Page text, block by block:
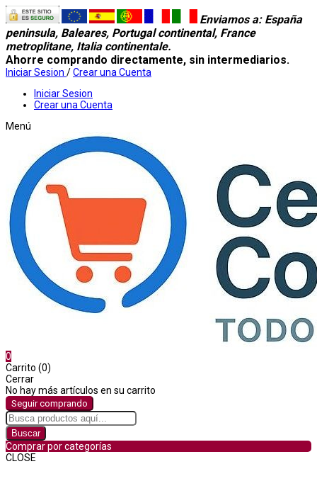
Enviamos a: España
peninsula, Baleares, Portugal continental, France
metroplitane, Italia continentale.
Ahorre comprando directamente, sin intermediarios.
Iniciar Sesion /Crear una Cuenta
Iniciar Sesion
Crear una Cuenta
Menú
0
Carrito (0)
Cerrar
No hay más artículos en su carrito
Seguir comprando
Buscar
Comprar por categorías
CLOSE